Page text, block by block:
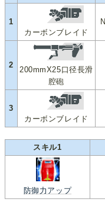
1
カーボンブレイド
2
200mmX25口径長滑
腔砲
3
カーボンブレイド
スキル1
防御力アップ